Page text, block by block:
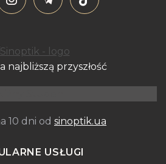
najbliższą przyszłość
10 dni od sinoptik.ua
USŁUGI